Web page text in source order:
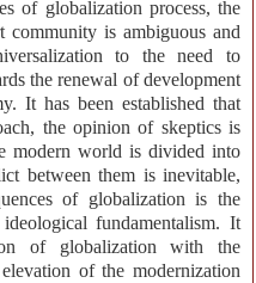
of globalization process, the
community is ambiguous and
to the need to
the renewal of development
It has been established that
the opinion of skeptics is
modern world is divided into
between them is inevitable,
of globalization is the
fundamentalism. It
of globalization with the
of the modernization